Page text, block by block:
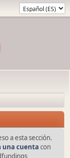
a esta sección.
una cuenta con